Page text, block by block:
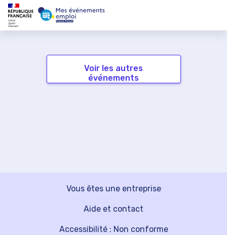
Voir les autres
événements
Vous êtes une entreprise
Aide et contact
Accessibilité : Non conforme